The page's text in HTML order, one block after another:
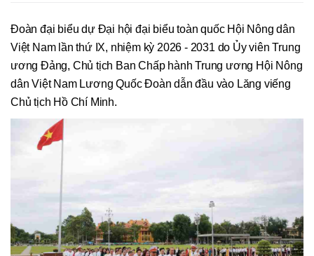
Đoàn đại biểu dự Đại hội đại biểu toàn quốc Hội Nông dân
Việt Nam lần thứ IX, nhiệm kỳ 2026 - 2031 do Ủy viên Trung
ương Đảng, Chủ tịch Ban Chấp hành Trung ương Hội Nông
dân Việt Nam Lương Quốc Đoàn dẫn đầu vào Lăng viếng
Chủ tịch Hồ Chí Minh.